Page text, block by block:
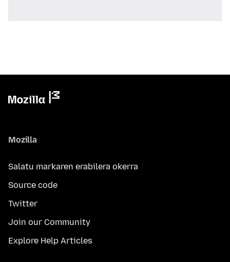
Mozilla
Salatu markaren erabilera okerra
Source code
Twitter
Join our Community
Explore Help Articles